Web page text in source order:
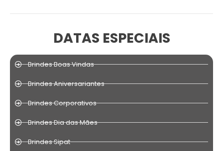
DATAS ESPECIAIS
Brindes Boas Vindas
Brindes Aniversariantes
Brindes Corporativos
Brindes Dia das Mães
Brindes Sipat